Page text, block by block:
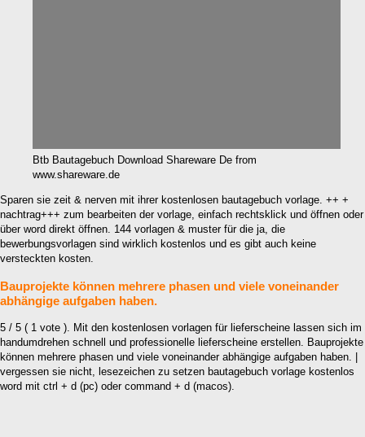
Btb Bautagebuch Download Shareware De from
www.shareware.de
Sparen sie zeit & nerven mit ihrer kostenlosen bautagebuch vorlage. ++ +
nachtrag+++ zum bearbeiten der vorlage, einfach rechtsklick und öffnen oder
über word direkt öffnen. 144 vorlagen & muster für die ja, die
bewerbungsvorlagen sind wirklich kostenlos und es gibt auch keine
versteckten kosten.
Bauprojekte können mehrere phasen und viele voneinander
abhängige aufgaben haben.
5 / 5 ( 1 vote ). Mit den kostenlosen vorlagen für lieferscheine lassen sich im
handumdrehen schnell und professionelle lieferscheine erstellen. Bauprojekte
können mehrere phasen und viele voneinander abhängige aufgaben haben. |
vergessen sie nicht, lesezeichen zu setzen bautagebuch vorlage kostenlos
word mit ctrl + d (pc) oder command + d (macos).